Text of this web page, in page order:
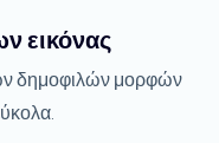
εικόνας
δημοφιλών μορφών